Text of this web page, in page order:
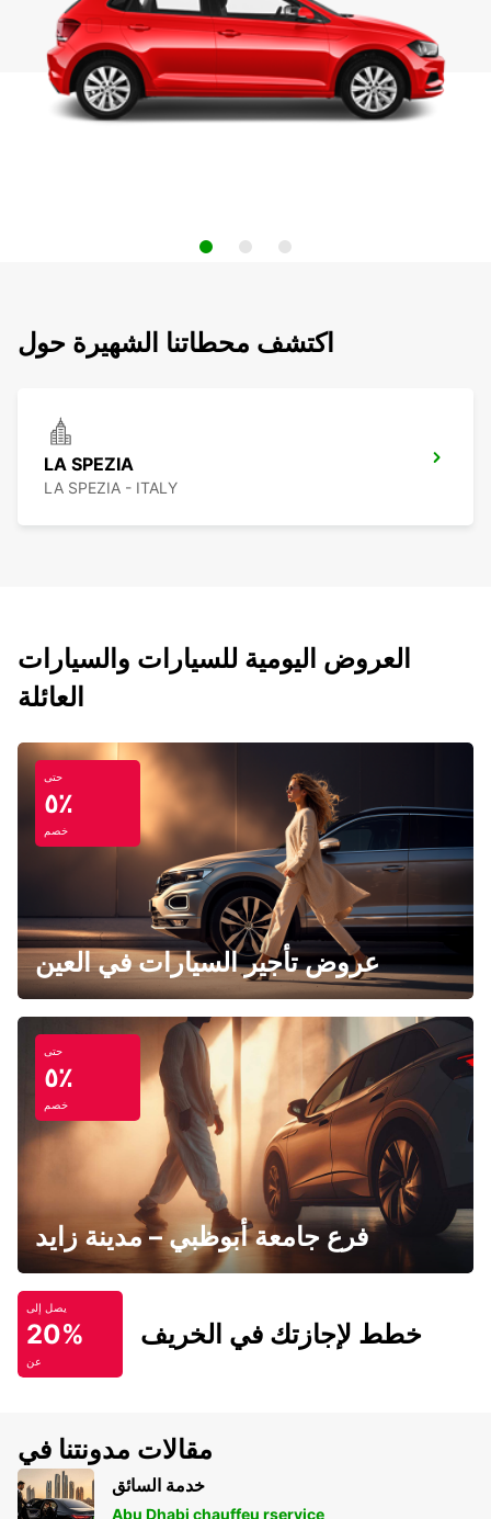
اكتشف محطاتنا الشهيرة حول
LA SPEZIA
LA SPEZIA - ITALY
العروض اليومية للسيارات والسيارات
العائلة
حتى
٥٪
خصم
عروض تأجير السيارات في العين
حتى
٥٪
خصم
فرع جامعة أبوظبي – مدينة زايد
يصل إلى
20%
عن
خطط لإجازتك في الخريف
مقالات مدونتنا في
خدمة السائق
Abu Dhabi chauffeu rservice